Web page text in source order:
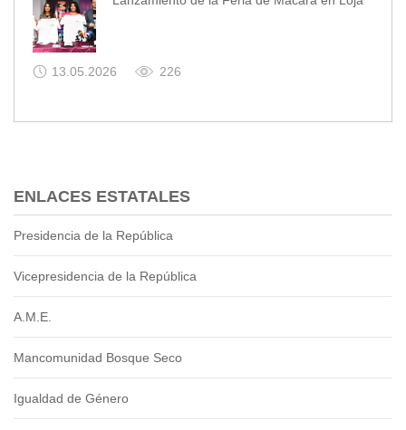
13.05.2026 226
ENLACES ESTATALES
Presidencia de la República
Vicepresidencia de la República
A.M.E.
Mancomunidad Bosque Seco
Igualdad de Género